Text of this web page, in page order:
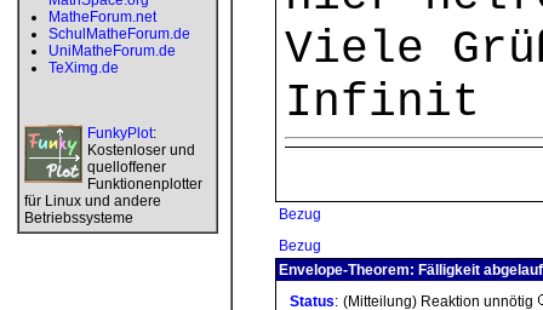
MatheForum.net
SchulMatheForum.de
UniMatheForum.de
TeXimg.de
FunkyPlot:
Kostenloser und
quelloffener
Funktionenplotter
für Linux und andere
Betriebssysteme
Viele
Infinit
Bezug
Bezug
Envelope-Theorem: Fälligkeit
Status: (Mitteilung) Reaktion unnötig